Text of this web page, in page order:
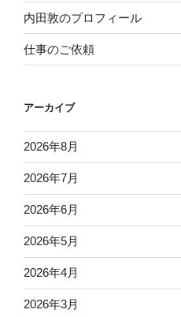
内田敦のプロフィール
仕事のご依頼
アーカイブ
2026年8月
2026年7月
2026年6月
2026年5月
2026年4月
2026年3月